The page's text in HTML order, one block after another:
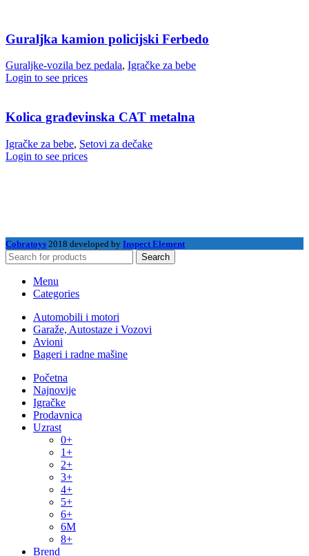
Guraljka kamion policijski Ferbedo
Guraljke-vozila bez pedala, Igračke za bebe
Login to see prices
Kolica građevinska CAT metalna
Igračke za bebe, Setovi za dečake
Login to see prices
Cobratoys 2018 developed by Inspect Element
Search
Menu
Categories
Automobili i motori
Garaže, Autostaze i Vozovi
Avioni
Bageri i radne mašine
Početna
Najnovije
Igračke
Prodavnica
Uzrast
0+
1+
2+
3+
4+
5+
6+
6M
8+
Brend